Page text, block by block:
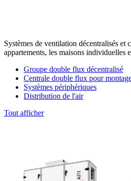
Systèmes de ventilation décentralisés et
appartements, les maisons individuelles
Groupe double flux décentralisé
Centrale double flux pour
Systèmes périphériques
Distribution de l'air
Tout afficher